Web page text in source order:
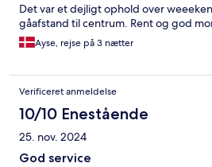
Det var et dejligt ophold over
gåafstand til centrum. Rent og god
Ayse, rejse på 3 nætter
Verificeret anmeldelse
10/10 Enestående
25. nov. 2024
God service